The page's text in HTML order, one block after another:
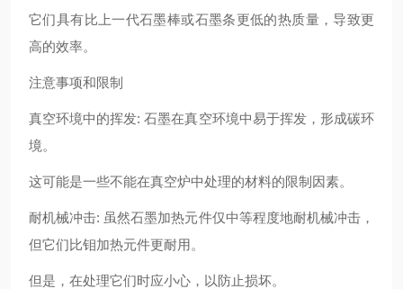
它们具有比上一代石墨棒或石墨条更低的热质量，导致更
高的效率。
注意事项和限制
真空环境中的挥发: 石墨在真空环境中易于挥发，形成碳环
境。
这可能是一些不能在真空炉中处理的材料的限制因素。
耐机械冲击: 虽然石墨加热元件仅中等程度地耐机械冲击，
但它们比钼加热元件更耐用。
但是，在处理它们时应小心，以防止损坏。